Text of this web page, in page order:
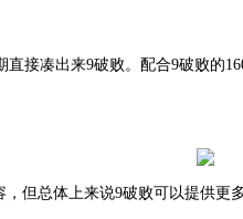
接凑出来9破败。配合9破败的
但总体上来说9破败可以提供更